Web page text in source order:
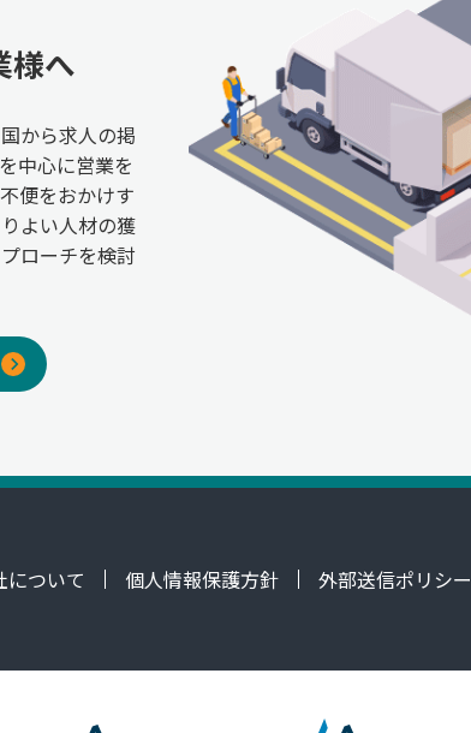
様へ
から求人の掲
中心に営業を
便をおかけす
よい人材の獲
ローチを検討
について 個人情報保護方針 外部送信ポリシー